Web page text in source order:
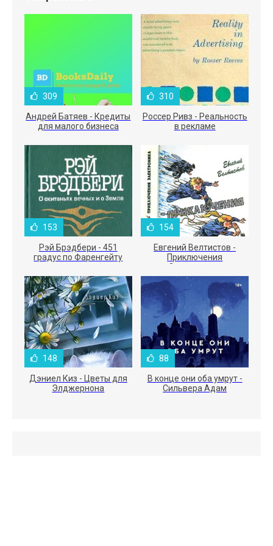
309
Андрей Батяев - Кредиты
для малого бизнеса
310
Россер Ривз - Реальность
в рекламе
153
Рэй Брэдбери - 451
градус по Фаренгейту
154
Евгений Велтистов -
Приключения
Электроника
148
Дэниел Киз - Цветы для
Элджернона
88
В конце они оба умрут -
Сильвера Адам